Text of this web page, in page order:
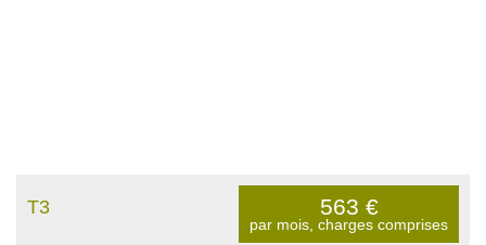
T3 563 €
par mois, charges comprises